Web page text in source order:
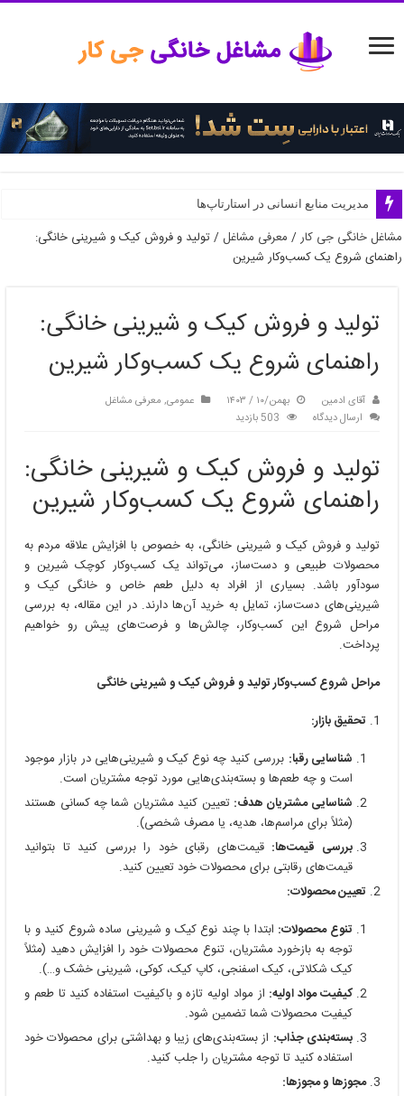
مدیریت منابع انسانی در استارتاپ‌ها
اهمیت برندسازی در دنیای دیجیتال
مشاغل خانگی جی کار/ معرفی مشاغل/تولید و فروش کیک و شیرینی خانگی:
راهنمای شروع یک کسب‌وکار شیرین
تولید و فروش کیک و شیرینی خانگی:
راهنمای شروع یک کسب‌وکار شیرین
آقای ادمین بهمن/۱۰ / ۱۴۰۳ عمومی, معرفی مشاغل
ارسال دیدگاه
503 بازدید
تولید و فروش کیک و شیرینی خانگی:
راهنمای شروع یک کسب‌وکار شیرین
تولید و فروش کیک و شیرینی خانگی، به خصوص با افزایش علاقه مردم به
محصولات طبیعی و دست‌ساز، می‌تواند یک کسب‌وکار کوچک شیرین و
سودآور باشد. بسیاری از افراد به دلیل طعم خاص و خانگی کیک و
شیرینی‌های دست‌ساز، تمایل به خرید آن‌ها دارند. در این مقاله، به بررسی
مراحل شروع این کسب‌وکار، چالش‌ها و فرصت‌های پیش رو خواهیم
پرداخت.
مراحل شروع کسب‌وکار تولید و فروش کیک و شیرینی خانگی
تحقیق بازار:
شناسایی رقبا: بررسی کنید چه نوع کیک و شیرینی‌هایی در بازار موجود
است و چه طعم‌ها و بسته‌بندی‌هایی مورد توجه مشتریان است.
شناسایی مشتریان هدف: تعیین کنید مشتریان شما چه کسانی هستند
(مثلاً برای مراسم‌ها، هدیه، یا مصرف شخصی).
بررسی قیمت‌ها: قیمت‌های رقبای خود را بررسی کنید تا بتوانید
قیمت‌های رقابتی برای محصولات خود تعیین کنید.
تعیین محصولات:
تنوع محصولات: ابتدا با چند نوع کیک و شیرینی ساده شروع کنید و با
توجه به بازخورد مشتریان، تنوع محصولات خود را افزایش دهید (مثلاً
کیک شکلاتی، کیک اسفنجی، کاپ کیک، کوکی، شیرینی خشک و…).
کیفیت مواد اولیه: از مواد اولیه تازه و باکیفیت استفاده کنید تا طعم و
کیفیت محصولات شما تضمین شود.
بسته‌بندی جذاب: از بسته‌بندی‌های زیبا و بهداشتی برای محصولات خود
استفاده کنید تا توجه مشتریان را جلب کنید.
مجوزها و مجوزها: